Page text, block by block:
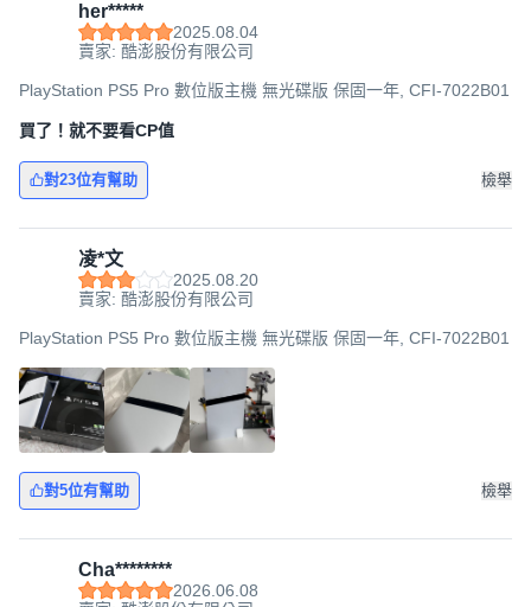
her*****
2025.08.04
賣家: 酷澎股份有限公司
PlayStation PS5 Pro 數位版主機 無光碟版 保固一年, CFI-7022B01
買了！就不要看CP值
對23位有幫助 檢舉
凌*文
2025.08.20
賣家: 酷澎股份有限公司
PlayStation PS5 Pro 數位版主機 無光碟版 保固一年, CFI-7022B01
對5位有幫助 檢舉
Cha********
2026.06.08